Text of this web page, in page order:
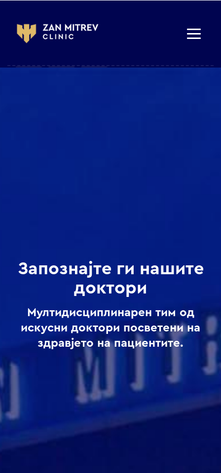
Запознајте ги нашите
доктори
Мултидисциплинарен тим од
искусни доктори посветени на
здравјето на пациентите.